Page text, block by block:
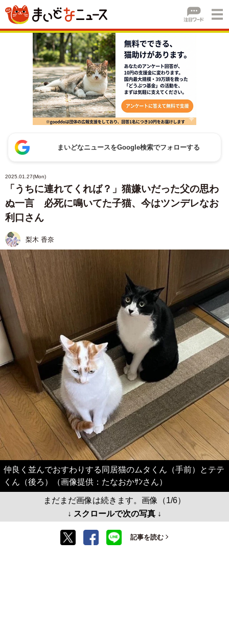
まいどなニュースをGoogle検索でフォローする
2025.01.27(Mon)
「うちに連れてくれば？」猫嫌いだった父の思わ
ぬ一言 必死に鳴いてた子猫、今はツンデレなお
利口さん
梨木 香奈
仲良く並んでおすわりする同居猫のムタくん（手前）とテテ
くん（後ろ）（画像提供：たなおかｻﾝさん）
まだまだ画像は続きます。画像（1/6）
↓ スクロールで次の写真 ↓
記事を読む